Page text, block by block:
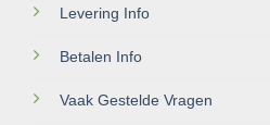
Levering Info
Betalen Info
Vaak Gestelde Vragen